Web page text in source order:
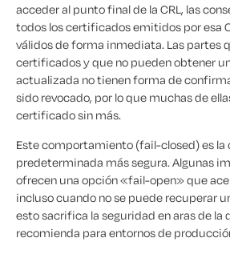
acceder al punto final de la CRL, las
todos los certificados emitidos por esa
válidos de forma inmediata. Las partes
certificados y que no pueden obtener
actualizada no tienen forma de
sido revocado, por lo que muchas de
certificado sin más.
Este comportamiento (fail-closed) es
predeterminada más segura. Algunas
ofrecen una opción «fail-open» que
incluso cuando no se puede recuperar
esto sacrifica la seguridad en aras de la
recomienda para entornos de